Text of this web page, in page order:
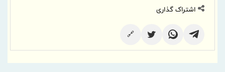
اشتراک گذاری
🔗